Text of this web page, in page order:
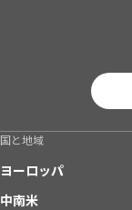
国と地域
ヨーロッパ
中南米